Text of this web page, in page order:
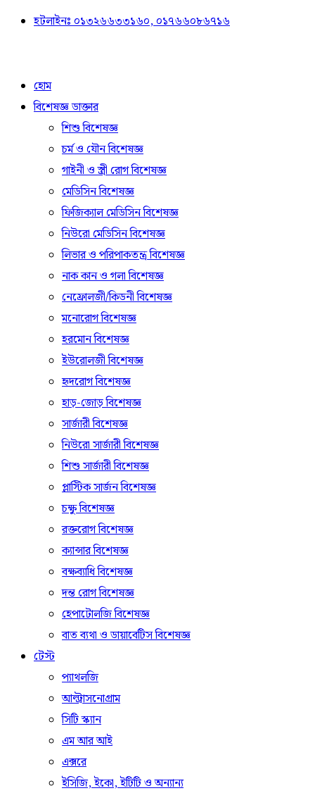
হটলাইনঃ ০১৩২৬৬৩৩১৬০, ০১৭৬৬০৮৬৭১৬
হোম
বিশেষজ্ঞ ডাক্তার
শিশু বিশেষজ্ঞ
চর্ম ও যৌন বিশেষজ্ঞ
গাইনী ও স্ত্রী রোগ বিশেষজ্ঞ
মেডিসিন বিশেষজ্ঞ
ফিজিক্যাল মেডিসিন বিশেষজ্ঞ
নিউরো মেডিসিন বিশেষজ্ঞ
লিভার ও পরিপাকতন্ত্র বিশেষজ্ঞ
নাক কান ও গলা বিশেষজ্ঞ
নেফ্রোলজী/কিডনী বিশেষজ্ঞ
মনোরোগ বিশেষজ্ঞ
হরমোন বিশেষজ্ঞ
ইউরোলজী বিশেষজ্ঞ
হৃদরোগ বিশেষজ্ঞ
হাড়-জোড় বিশেষজ্ঞ
সার্জারী বিশেষজ্ঞ
নিউরো সার্জারী বিশেষজ্ঞ
শিশু সার্জারী বিশেষজ্ঞ
প্লাস্টিক সার্জন বিশেষজ্ঞ
চক্ষু বিশেষজ্ঞ
রক্তরোগ বিশেষজ্ঞ
ক্যান্সার বিশেষজ্ঞ
বক্ষব্যাধি বিশেষজ্ঞ
দন্ত রোগ বিশেষজ্ঞ
হেপাটোলজি বিশেষজ্ঞ
বাত ব্যথা ও ডায়াবেটিস বিশেষজ্ঞ
টেস্ট
প্যাথলজি
আল্ট্রাসনোগ্রাম
সিটি স্ক্যান
এম আর আই
এক্সরে
ইসিজি, ইকো, ইটিটি ও অন্যান্য